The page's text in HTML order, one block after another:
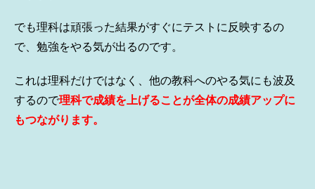
でも理科は頑張った結果がすぐにテストに反映するの
で、勉強をやる気が出るのです。
これは理科だけではなく、他の教科へのやる気にも波及
するので理科で成績を上げることが全体の成績アップに
もつながります。